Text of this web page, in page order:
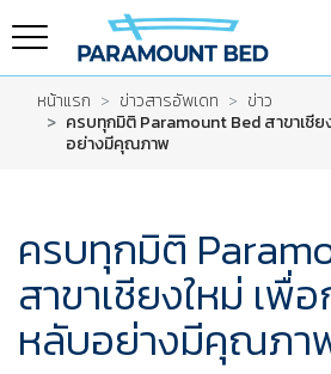
หน้าแรก ข่าวสารอัพเดท
ข่าว
ครบทุกมิติ Paramount Bed สาขาเชีย
อย่างมีคุณภาพ
ครบทุกมิติ
สาขาเชียงใหม่ เพื่
หลับอย่างมีคุณภา